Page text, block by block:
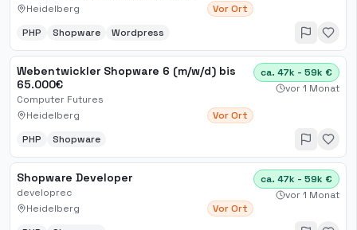
Heidelberg
Vor Ort
PHP Shopware Wordpress
Webentwickler Shopware 6 (m/w/d) bis
65.000€
Computer Futures
Heidelberg
Vor Ort
ca. 47k - 59k €
vor 1 Monat
PHP Shopware
Shopware Developer
developrec
Heidelberg
Vor Ort
ca. 47k - 59k €
vor 1 Monat